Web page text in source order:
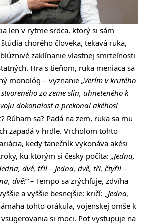
len v rytme srdca, ktorý si sám
chorého človeka, tekavá ruka,
zaklínanie vlastnej smrteľnosti
Hra s tieňom, ruka meniaca sa
monológ – vyznanie „Verím v krutého
zo zeme slín, uhneteného k
dokonalosť a prekonal akéhosi
Rúham sa? Padá na zem, ruka sa mu
zapadá v hrdle. Vrcholom tohto
kedy tanečník vykonáva akési
ku ktorým si česky počíta: „Jedna,
dvě, tři! – Jedna, dvě, tři, čtyři! –
dvě!“ – Tempo sa zrýchľuje, zdvíha
a vyššie besnejšie: kričí: „ Jedna,
tohto orákula, vojenskej omše k
si moci. Pot vystupuje na